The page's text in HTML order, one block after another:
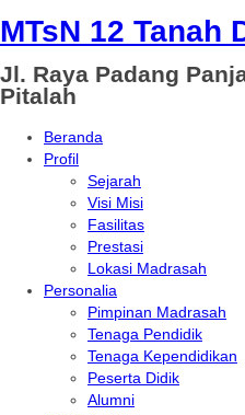
MTsN 12 Tanah
Jl. Raya Padang
Pitalah
Beranda
Profil
Sejarah
Visi Misi
Fasilitas
Prestasi
Lokasi Madrasah
Personalia
Pimpinan Madrasah
Tenaga Pendidik
Tenaga Kependidikan
Peserta Didik
Alumni